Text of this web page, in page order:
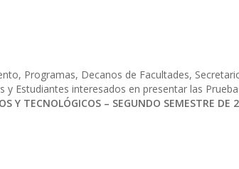
Programas, Decanos de Facultades,
y Estudiantes interesados en presentar las
Y TECNOLÓGICOS – SEGUNDO SEMESTRE DE